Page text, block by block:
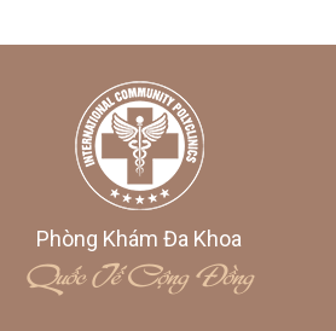
Phòng Khám Đa Khoa
Quốc Tế Cộng Đồng